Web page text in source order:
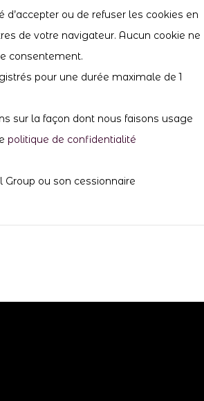
d’accepter ou de refuser les cookies en
de votre navigateur. Aucun cookie ne
consentement.
pour une durée maximale de 1
sur la façon dont nous faisons usage
politique de confidentialité
Group ou son cessionnaire